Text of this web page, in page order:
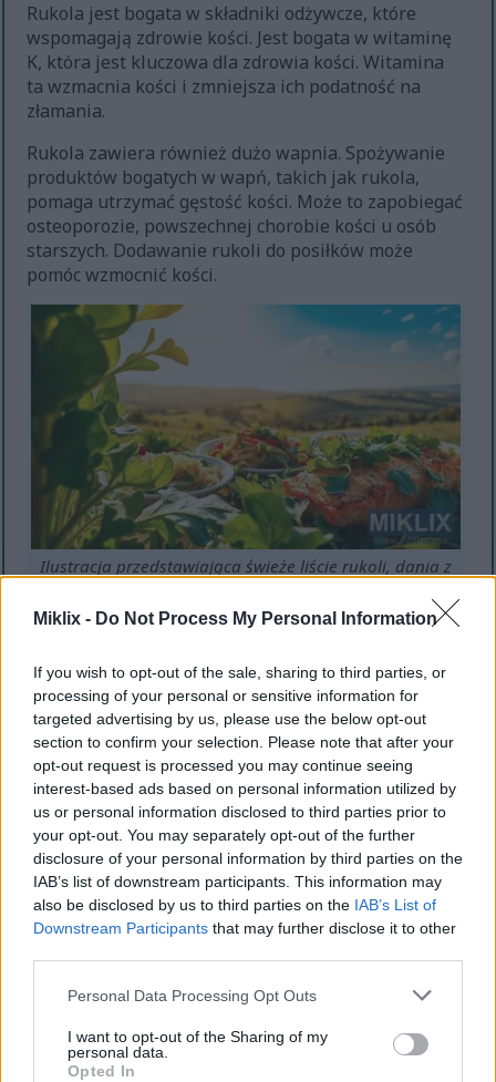
Miklix - Do Not Process My Personal Information
If you wish to opt-out of the sale, sharing to third parties, or
processing of your personal or sensitive information for
targeted advertising by us, please use the below opt-out
section to confirm your selection. Please note that after your
opt-out request is processed you may continue seeing
interest-based ads based on personal information utilized by
us or personal information disclosed to third parties prior to
your opt-out. You may separately opt-out of the further
disclosure of your personal information by third parties on the
IAB’s list of downstream participants. This information may
also be disclosed by us to third parties on the IAB’s List of
Downstream Participants that may further disclose it to other
Please note that this website/app uses one or more Google
not limited to your visit or usage behaviour. You may click to
grant or deny consent to Google and its third-party tags to
Personal Data Processing Opt Outs
I want to opt-out of the Sharing of my
personal data.
Opted In
Rukola jest bogata w składniki odżywcze, które
wspomagają zdrowie kości. Jest bogata w witaminę
K, która jest kluczowa dla zdrowia kości. Witamina
ta wzmacnia kości i zmniejsza ich podatność na
złamania.
Rukola zawiera również dużo wapnia. Spożywanie
produktów bogatych w wapń, takich jak rukola,
pomaga utrzymać gęstość kości. Może to zapobiegać
osteoporozie, powszechnej chorobie kości u osób
starszych. Dodawanie rukoli do posiłków może
pomóc wzmocnić kości.
Ilustracja przedstawiająca świeże liście rukoli, dania z
Kliknij lub dotknij obrazu, aby uzyskać więcej
informacji i wyższą rozdzielczość.
Kulinarne zastosowania rukoli
Pieprzny smak rukoli sprawia, że świetnie nadaje
się do wielu dań. Idealnie nadaje potrawom
wyjątkowego smaku. Używaj jej na surowo w
sałatkach, aby uzyskać chrupiącą konsystencję i
wyrazisty kolor.
Z rukolą Twoje dania będą jeszcze smaczniejsze.
Wypróbuj ją jako dodatek do pizzy lub dodaj do
pesto. Dobrze komponuje się z cytrusami, orzechami
i serem, dzięki czemu idealnie nadaje się do sałatek
Pikantny smak rukoli sprawia, że każdy posiłek